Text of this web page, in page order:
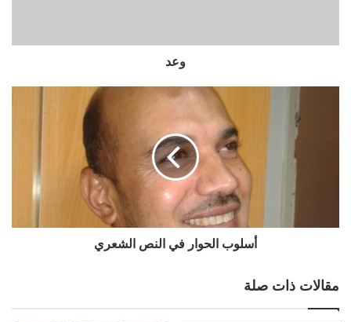
وعد
أسلوب الحوار في النص الشعري
مقالات ذات صلة